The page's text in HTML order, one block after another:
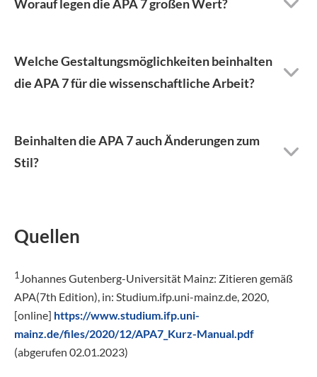
Worauf legen die APA 7 großen Wert?
Welche Gestaltungsmöglichkeiten beinhalten
die APA 7 für die wissenschaftliche Arbeit?
Beinhalten die APA 7 auch Änderungen zum
Stil?
Quellen
1 Johannes Gutenberg-Universität Mainz: Zitieren gemäß
APA(7th Edition), in: Studium.ifp.uni-mainz.de, 2020,
[online] https://www.studium.ifp.uni-
mainz.de/files/2020/12/APA7_Kurz-Manual.pdf
(abgerufen 02.01.2023)